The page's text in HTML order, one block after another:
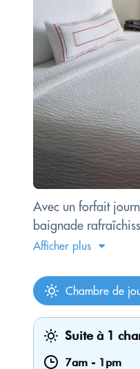
Avec un forfait
baignade
Afficher plus
Chambre de
Suite à 1
7am - 1pm